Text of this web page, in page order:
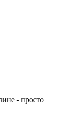
- просто